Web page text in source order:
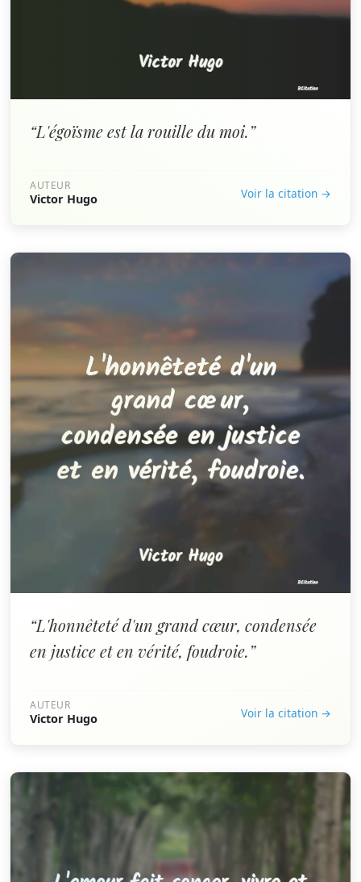
“L'égoïsme est la rouille du moi.”
AUTEUR
Victor Hugo Voir la citation →
“L'honnêteté d'un grand cœur, condensée
en justice et en vérité, foudroie.”
AUTEUR
Victor Hugo Voir la citation →